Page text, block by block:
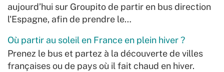
aujourd’hui sur Groupito de partir en bus direction
l'Espagne, afin de prendre le…
Où partir au soleil en France en plein hiver ?
Prenez le bus et partez à la découverte de villes
françaises ou de pays où il fait chaud en hiver.